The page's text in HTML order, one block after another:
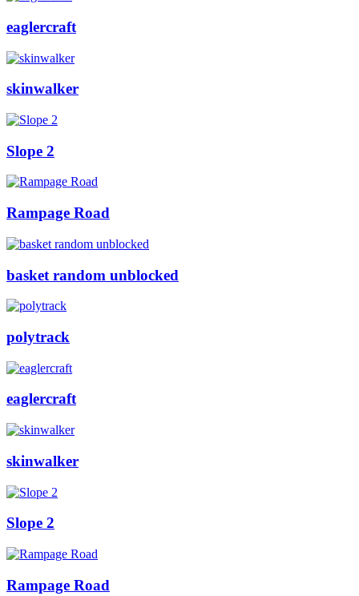
eaglercraft
skinwalker
Slope 2
Rampage Road
basket random unblocked
polytrack
eaglercraft
skinwalker
Slope 2
Rampage Road